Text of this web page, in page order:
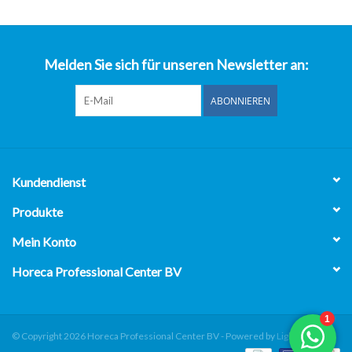
Melden Sie sich für unseren Newsletter an:
ABONNIEREN
Kundendienst
Produkte
Mein Konto
Horeca Professional Center BV
© Copyright 2026 Horeca Professional Center BV - Powered by Lightspeed